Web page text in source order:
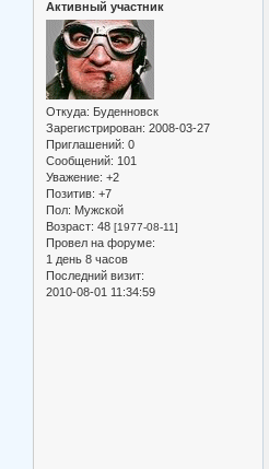
Активный участник
Откуда: Буденновск
Зарегистрирован: 2008-03-27
Приглашений: 0
Сообщений: 101
Уважение: +2
Позитив: +7
Пол: Мужской
Возраст: 48 [1977-08-11]
Провел на форуме:
1 день 8 часов
Последний визит:
2010-08-01 11:34:59